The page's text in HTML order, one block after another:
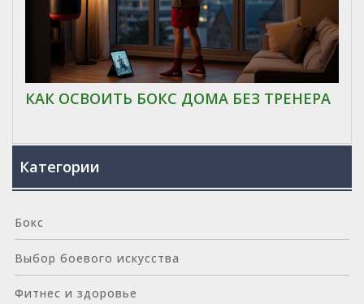
КАК ОСВОИТЬ БОКС ДОМА БЕЗ ТРЕНЕРА
Категории
Бокс
Выбор боевого искусства
Фитнес и здоровье